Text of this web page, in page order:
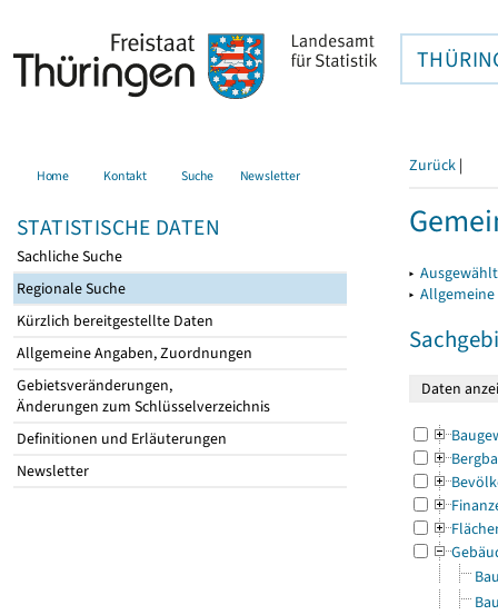
Home Kontakt Suche Newsletter
STATISTISCHE DATEN
Sachliche Suche
Regionale Suche
Kürzlich bereitgestellte Daten
Allgemeine Angaben, Zuordnungen
Gebietsveränderungen,
Änderungen zum Schlüsselverzeichnis
Definitionen und Erläuterungen
Newsletter
Zurück |
▸
▸